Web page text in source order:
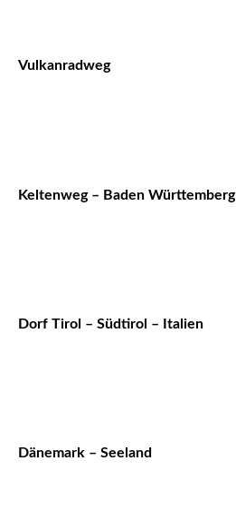
Vulkanradweg
Keltenweg – Baden Württemberg
Dorf Tirol – Südtirol – Italien
Dänemark – Seeland